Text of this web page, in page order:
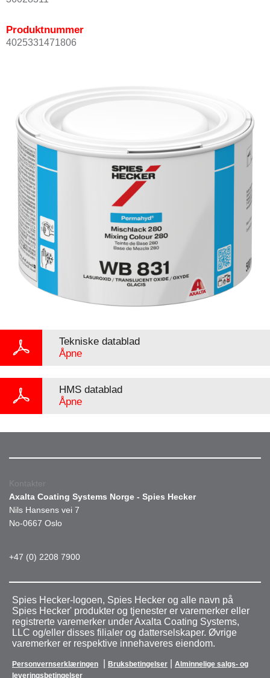
Produktnummer
4025331471806
Tekniske datablad
Åpne
HMS datablad
Åpne
Kontakter
Axalta Coating Systems Norge - Spies Hecker
Nils Hansens vei 7
No-0667 Oslo
+47 (0) 2208 7900
Spies Hecker-logoen, Spies Hecker og alle navn på
Spies Hecker' produkter og tjenester er varemerker eller
registrerte varemerker under Axalta Coating Systems,
LLC og/eller disses filialer og datterselskaper. Øvrige
varemerker er respektive innehaveres eiendom.
Personvernserklæringen Bruksbetingelser
Alminnelige salgs- og
leveringsbetingelser